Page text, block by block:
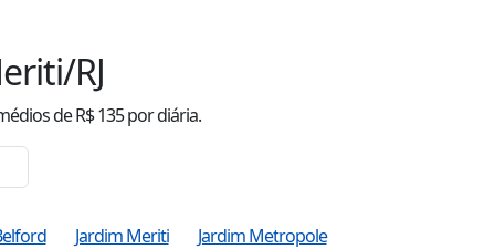
RJ
sde R$135por diária.
Jardim Meriti
Jardim Metropole